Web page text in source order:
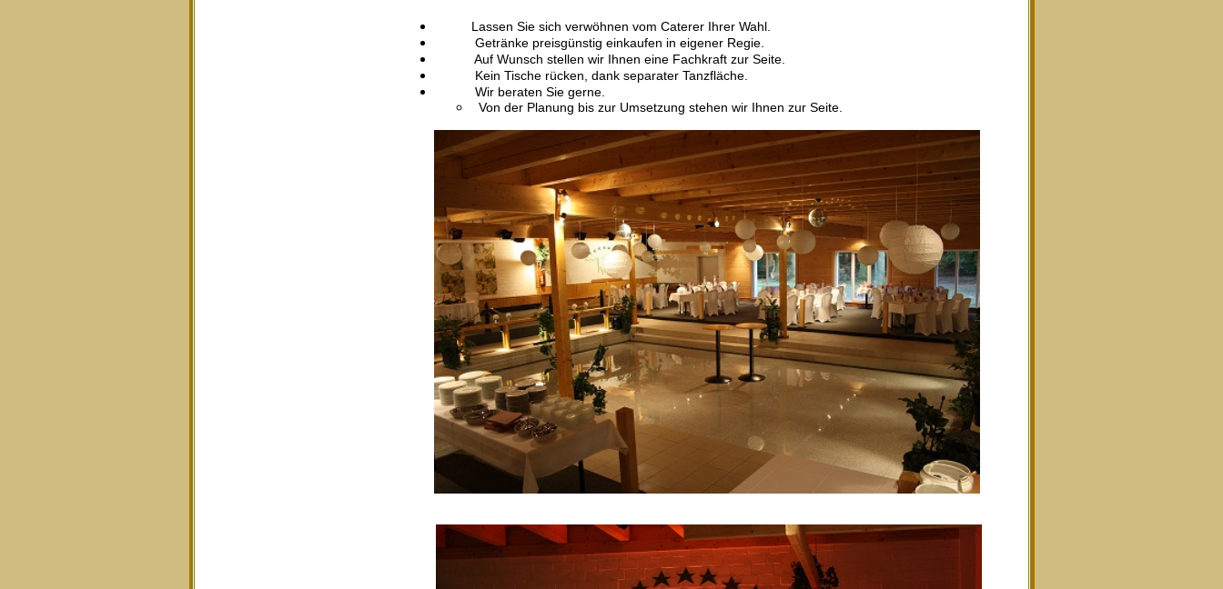
Lassen Sie sich verwöhnen vom Caterer Ihrer Wahl.
Getränke preisgünstig einkaufen in eigener Regie.
Auf Wunsch stellen wir Ihnen eine Fachkraft zur Seite.
Kein Tische rücken, dank separater Tanzfläche.
Wir beraten Sie gerne.
Von der Planung bis zur Umsetzung stehen wir Ihnen zur Seite.